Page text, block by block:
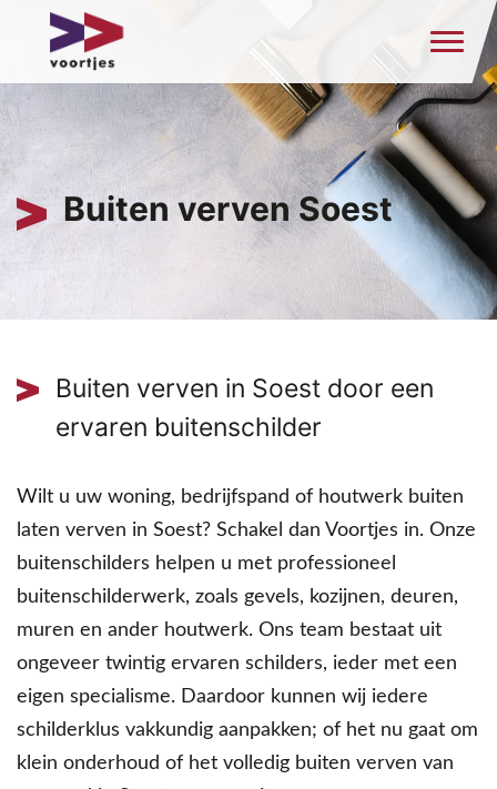
Buiten verven Soest
Buiten verven in Soest door een
ervaren buitenschilder
Wilt u uw woning, bedrijfspand of houtwerk buiten
laten verven in Soest? Schakel dan Voortjes in. Onze
buitenschilders helpen u met professioneel
buitenschilderwerk, zoals gevels, kozijnen, deuren,
muren en ander houtwerk. Ons team bestaat uit
ongeveer twintig ervaren schilders, ieder met een
eigen specialisme. Daardoor kunnen wij iedere
schilderklus vakkundig aanpakken; of het nu gaat om
klein onderhoud of het volledig buiten verven van